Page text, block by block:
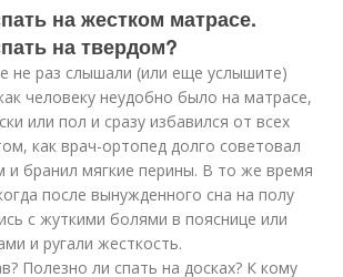
на жестком матрасе.
на твердом?
не раз слышали (или еще услышите)
человеку неудобно было на матрасе,
или пол и сразу избавился от всех
как врач-ортопед долго советовал
и бранил мягкие перины. В то же время
после вынужденного сна на полу
с жуткими болями в пояснице или
и ругали жесткость.
Полезно ли спать на досках? К кому